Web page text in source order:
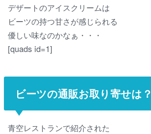
デザートのアイスクリームは
ビーツの持つ甘さが感じられる
優しい味なのかなぁ・・・
[quads id=1]
ビーツの通販お取り寄せは？
青空レストランで紹介された